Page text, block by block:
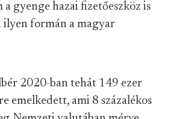
gyenge hazai fizetőeszköz is
formán a magyar
2020-ban tehát 149 ezer
emelkedett, ami 8 százalékos